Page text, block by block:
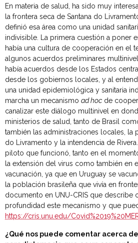
En materia de salud, ha sido muy
la frontera seca de Santana do
definió esa área como una unidad
indivisible. La primera cuestión a poner
había una cultura de cooperación en el
algunos acuerdos preliminares
había acuerdos desde los Estados
desde los gobiernos locales, y al
una unidad epidemiológica y sanitaria
marcha un mecanismo ad hoc de
canalizar este diálogo multinivel en
ministerios de salud, tanto de Brasil
también las administraciones locales, la
do Livramento y la intendencia de
piloto que funcionó, tanto en el
la extensión del virus como también en
vacunación, ya que en Uruguay se
la población brasileña que vivía en
documento en UNU-CRIS que describe
profundidad este mecanismo y que
https://cris.unu.edu/
¿Qué nos puede comentar acerca